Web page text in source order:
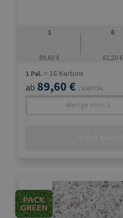
1
89,60 €
6
82,20 €
1 Pal. = 16 Kartons
ab 89,60 € / KARTON